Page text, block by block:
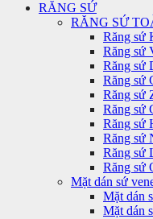
RĂNG SỨ
RĂNG SỨ
Răng sứ
Răng sứ
Răng sứ
Răng sứ
Răng sứ
Răng sứ
Răng sứ
Răng sứ
Răng sứ
Răng sứ
Mặt dán sứ
Mặt dán
Mặt dán